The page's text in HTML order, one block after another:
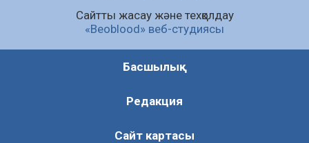
Сайтты жасау және техқолдау
«Beoblood» веб-студиясы
Басшылық
Редакция
Сайт картасы